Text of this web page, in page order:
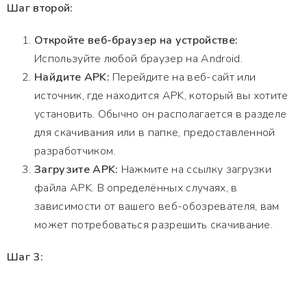
Шаг второй:
Откройте веб-браузер на устройстве:
Используйте любой браузер на Android.
Найдите APK: Перейдите на веб-сайт или
источник, где находится APK, который вы хотите
установить. Обычно он располагается в разделе
для скачивания или в папке, предоставленной
разработчиком.
Загрузите APK: Нажмите на ссылку загрузки
файла APK. В определённых случаях, в
зависимости от вашего веб-обозревателя, вам
может потребоваться разрешить скачивание.
Шаг 3: